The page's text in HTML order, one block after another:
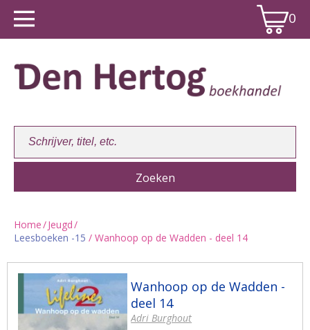
0
Winkelwagen:
Home/Jeugd/
Leesboeken -15 / Wanhoop op de Wadden - deel 14
Wanhoop op de Wadden -
deel 14
Adri Burghout